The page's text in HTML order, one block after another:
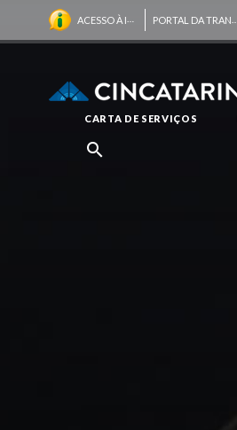
ACESSO À INFORMAÇÃO
CARTA DE SERVIÇOS